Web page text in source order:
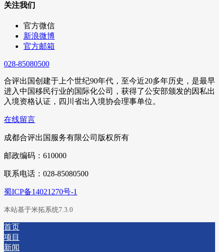
关注我们
官方微信
新浪微博
官方邮箱
028-85080500
合评出国创建于上个世纪90年代，至今近20多年历史，是最早
进入中国移民行业的国际化公司，获得了公安部颁发的因私出
入境资格认证，四川省出入境协会理事单位。
在线留言
成都合评出国服务有限公司版权所有
邮政编码：610000
联系电话：028-85080500
蜀ICP备14021270号-1
本站基于米拓系统7.3.0
首页
项目
新闻